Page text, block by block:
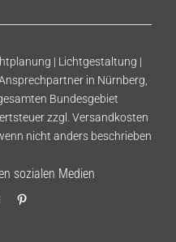
| Lichtgestaltung |
in Nürnberg,
Bundesgebiet
zzgl. Versandkosten
nicht anders beschrieben
sozialen Medien